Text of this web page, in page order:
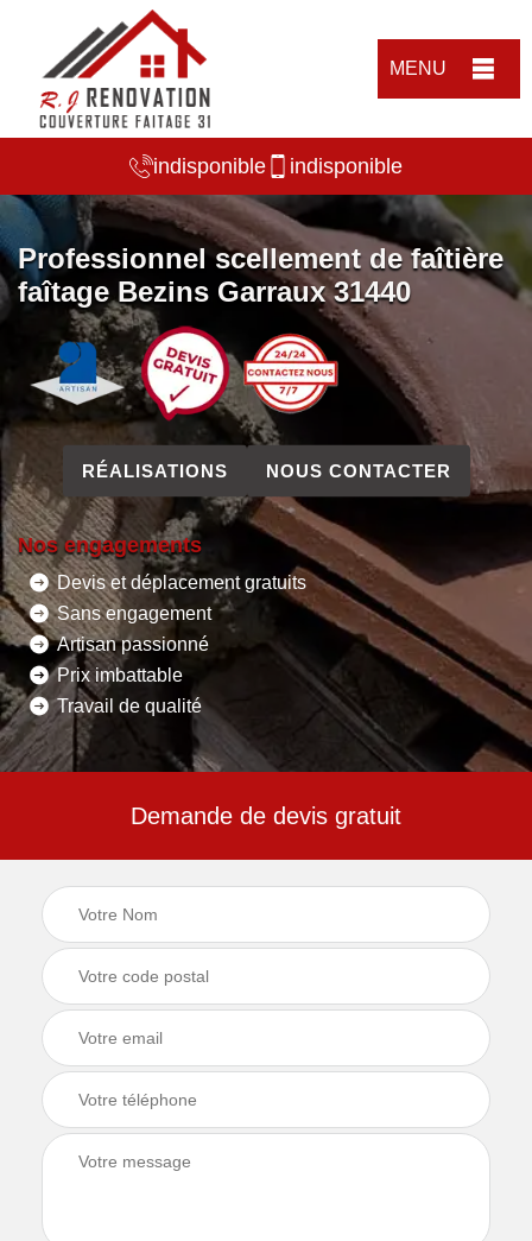
MENU
indisponible indisponible
Professionnel scellement de faîtière
faîtage Bezins Garraux 31440
RÉALISATIONS NOUS CONTACTER
Nos engagements
Devis et déplacement gratuits
Sans engagement
Artisan passionné
Prix imbattable
Travail de qualité
Demande de devis gratuit